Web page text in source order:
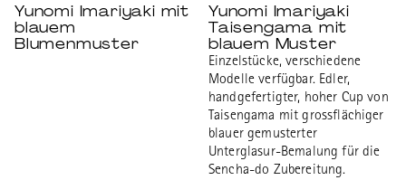
Yunomi Imariyaki mit
blauem
Blumenmuster
Yunomi Imariyaki
Taisengama mit
blauem Muster
Einzelstücke, verschiedene
Modelle verfügbar. Edler,
handgefertigter, hoher Cup von
Taisengama mit grossflächiger
blauer gemusterter
Unterglasur-Bemalung für die
Sencha-do Zubereitung.